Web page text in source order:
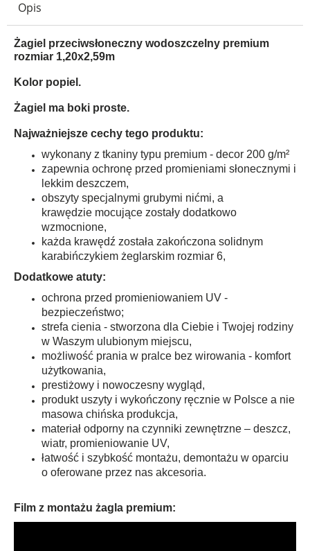
Opis
Żagiel przeciwsłoneczny wodoszczelny premium
rozmiar 1,20x2,59m
Kolor popiel.
Żagiel ma boki proste.
Najważniejsze cechy tego produktu:
wykonany z tkaniny typu premium - decor 200 g/m²
zapewnia ochronę przed promieniami słonecznymi i
lekkim deszczem,
obszyty specjalnymi grubymi nićmi, a
krawędzie mocujące zostały dodatkowo
wzmocnione,
każda krawędź została zakończona solidnym
karabińczykiem żeglarskim rozmiar 6,
Dodatkowe atuty:
ochrona przed promieniowaniem UV -
bezpieczeństwo;
strefa cienia - stworzona dla Ciebie i Twojej rodziny
w Waszym ulubionym miejscu,
możliwość prania w pralce bez wirowania - komfort
użytkowania,
prestiżowy i nowoczesny wygląd,
produkt uszyty i wykończony ręcznie w Polsce a nie
masowa chińska produkcja,
materiał odporny na czynniki zewnętrzne – deszcz,
wiatr, promieniowanie UV,
łatwość i szybkość montażu, demontażu w oparciu
o oferowane przez nas akcesoria.
Film z montażu żagla premium: